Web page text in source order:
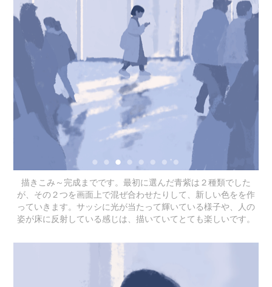
描きこみ～完成までです。最初に選んだ青紫は２種類でした
が、その２つを画面上で混ぜ合わせたりして、新しい色をを作
っていきます。サッシに光が当たって輝いている様子や、人の
姿が床に反射している感じは、描いていてとても楽しいです。